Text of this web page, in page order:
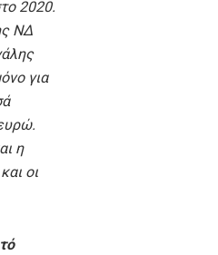
2020.
ΝΔ
για
η
οι